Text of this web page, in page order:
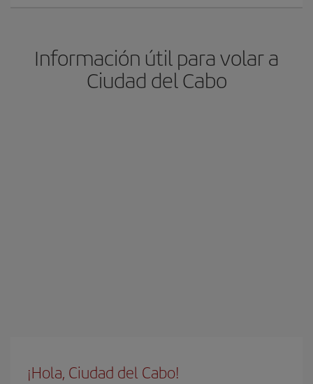
Información útil para volar a
Ciudad del Cabo
¡Hola, Ciudad del Cabo!